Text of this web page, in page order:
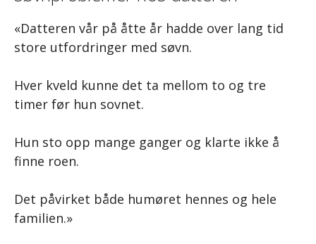
«Datteren vår på åtte år hadde over lang tid
store utfordringer med søvn.
Hver kveld kunne det ta mellom to og tre
timer før hun sovnet.
Hun sto opp mange ganger og klarte ikke å
finne roen.
Det påvirket både humøret hennes og hele
familien.»